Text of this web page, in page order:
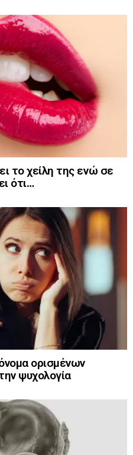
το χείλη της ενώ σε
ότι…
ορισμένων
ψυχολογία